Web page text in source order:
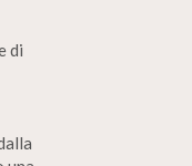
di